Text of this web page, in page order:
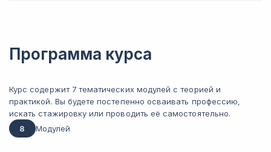
Программа курса
Курс содержит 7 тематических модулей с теорией и
практикой. Вы будете постепенно осваивать профессию,
искать стажировку или проводить её самостоятельно.
8
Модулей